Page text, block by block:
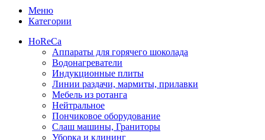
Меню
Категории
HoReCa
Аппараты для горячего шоколада
Водонагреватели
Индукционные плиты
Линии раздачи, мармиты, прилавки
Мебель из ротанга
Нейтральное
Пончиковое оборудование
Слаш машины, Граниторы
Уборка и клининг